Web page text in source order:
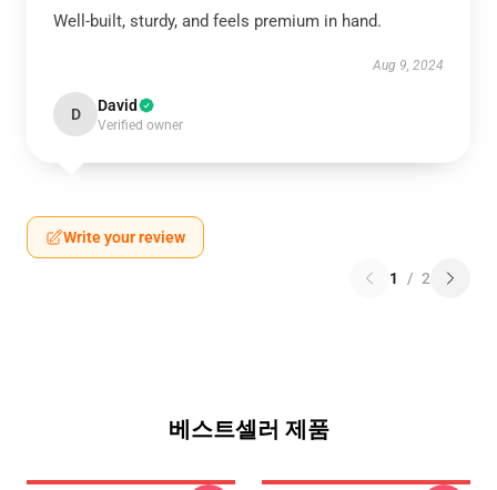
Well-built, sturdy, and feels premium in hand.
Aug 9, 2024
D David
Verified owner
Write your review
1 / 2
베스트셀러 제품